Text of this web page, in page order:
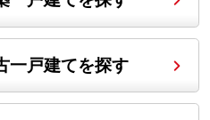
一戸建てを探す